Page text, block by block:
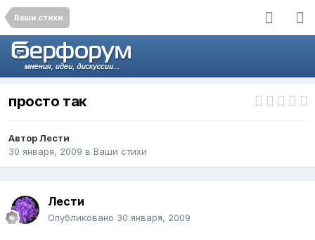
Ваши стихи
просто так
АвторЛести
30 января, 2009 в Ваши стихи
Лести
Опубликовано 30 января, 2009